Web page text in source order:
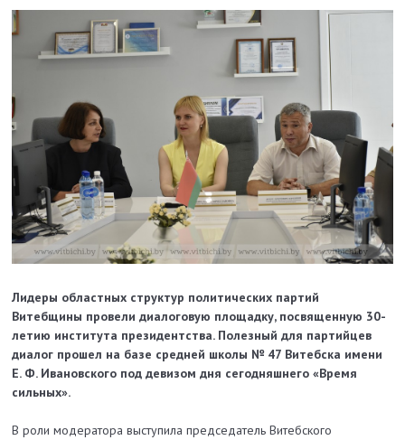
Лидеры областных структур политических партий
Витебщины провели диалоговую площадку, посвященную 30-
летию института президентства. Полезный для партийцев
диалог прошел на базе средней школы № 47 Витебска имени
Е. Ф. Ивановского под девизом дня сегодняшнего «Время
сильных».
В роли модератора выступила председатель Витебского